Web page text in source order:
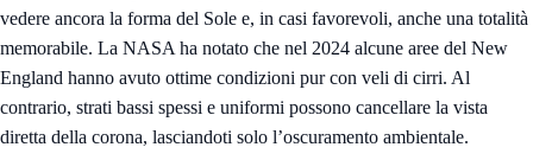
vedere ancora la forma del Sole e, in casi favorevoli, anche una totalità
memorabile. La NASA ha notato che nel 2024 alcune aree del New
England hanno avuto ottime condizioni pur con veli di cirri. Al
contrario, strati bassi spessi e uniformi possono cancellare la vista
diretta della corona, lasciandoti solo l’oscuramento ambientale.